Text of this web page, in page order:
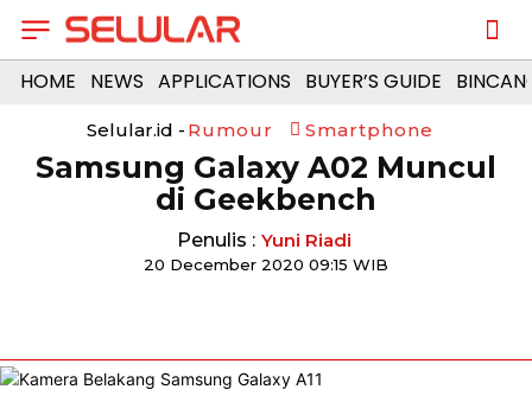
HOME NEWS APPLICATIONS BUYER’S GUIDE
Selular.id - Rumour Smartphone
Samsung Galaxy A02 Muncul
di Geekbench
Penulis : Yuni Riadi
20 December 2020 09:15 WIB